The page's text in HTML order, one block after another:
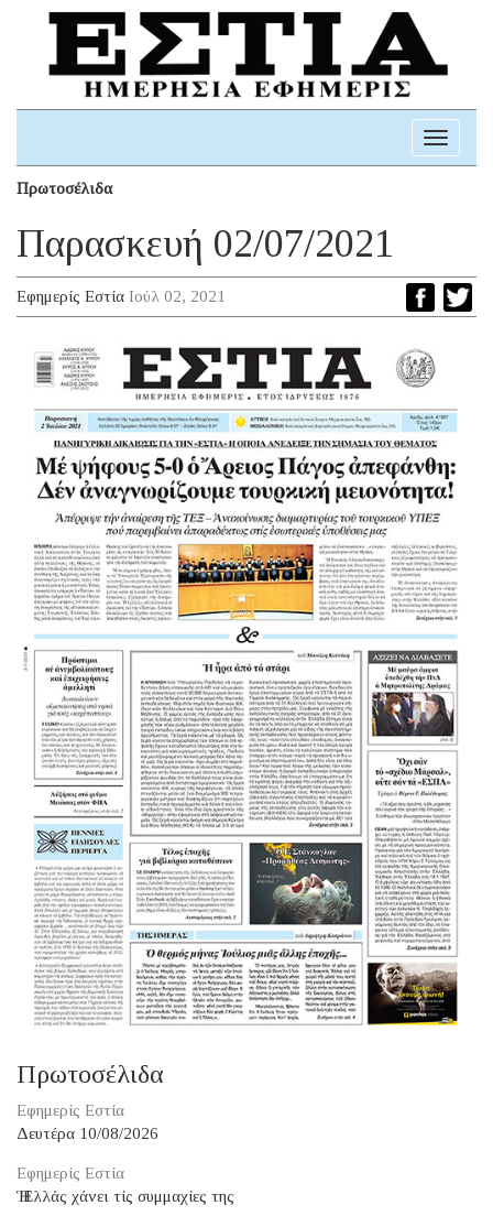
Toggle
Πρωτοσέλιδα
Παρασκευή 02/07/2021
Εφημερίς Εστία Ιούλ 02, 2021
Πρωτοσέλιδα
Εφημερίς Εστία
Δευτέρα 10/08/2026
Εφημερίς Εστία
Ἡ Ἑλλάς χάνει τίς συμμαχίες της